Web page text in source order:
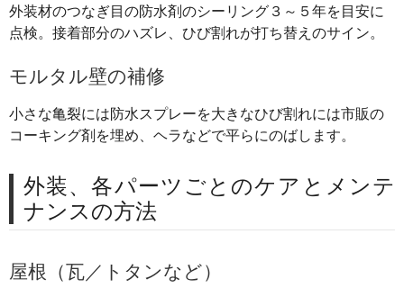
外装材のつなぎ目の防水剤のシーリング３～５年を目安に
点検。接着部分のハズレ、ひび割れが打ち替えのサイン。
モルタル壁の補修
小さな亀裂には防水スプレーを大きなひび割れには市販の
コーキング剤を埋め、ヘラなどで平らにのばします。
外装、各パーツごとのケアとメンテ
ナンスの方法
屋根（瓦／トタンなど）